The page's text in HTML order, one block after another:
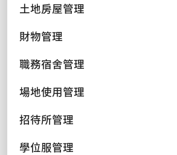
土地房屋管理
財物管理
職務宿舍管理
場地使用管理
招待所管理
學位服管理